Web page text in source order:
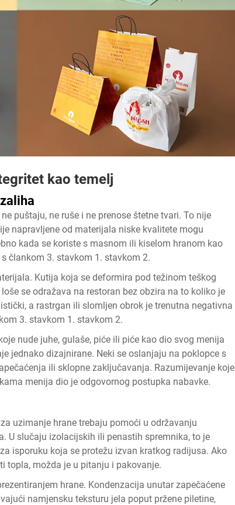
kao temelj
puštaju, ne ruše i ne prenose štetne tvari. To nije
napravljene od materijala niske kvalitete mogu
kada se koriste s masnom ili kiselom hranom kao
člankom 3. stavkom 1. stavkom 2.
Kutija koja se deformira pod težinom teškog
se odražava na restoran bez obzira na to koliko je
a rastrgan ili slomljen obrok je trenutna negativna
3. stavkom 1. stavkom 2.
nude juhe, gulaše, piće ili piće kao dio svog menija
jednako dizajnirane. Neki se oslanjaju na poklopce s
ili sklopne zaključavanja. Razumijevanje koje
menija dio je odgovornog postupka nabavke.
uzimanje hrane trebaju pomoći u održavanju
U slučaju izolacijskih ili penastih spremnika, to je
isporuku koja se protežu izvan kratkog radijusa. Ako
topla, možda je u pitanju i pakovanje.
hrane. Kondenzacija unutar zapečaćene
namjensku teksturu jela poput pržene piletine,